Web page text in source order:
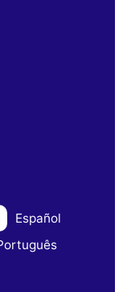
Español